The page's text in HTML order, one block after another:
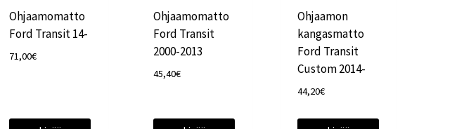
Ohjaamomatto
Ford Transit 14-
71,00€
Ohjaamomatto
Ford Transit
2000-2013
45,40€
Ohjaamon
kangasmatto
Ford Transit
Custom 2014-
44,20€